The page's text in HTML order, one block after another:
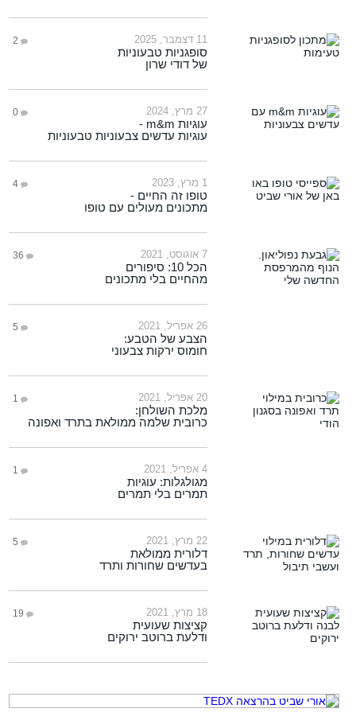
11 דצמבר, 2025 2
סופגניות טבעוניות
של דודי שרון
27 מרץ, 2024 0
עוגיות m&m -
עוגיות עדשים צבעוניות טבעוניות
1 מרץ, 2023 4
טופו זה החיים -
מתכונים מעולים עם טופו
7 אוגוסט, 2021 36
הכל 10: סיפורים
מהחיים בלי מתכונים
26 אפריל, 2021 5
הצבע של הטבע:
חומוס ירקות צבעוני
20 אפריל, 2021 1
מלכת השולחן:
כרובית שלמה ממולאת בתרד ואפונה
4 אפריל, 2021 1
מגולגלות: עוגיות
תמרים בלי תמרים
22 מרץ, 2021 5
דלורית ממולאת
בעדשים שחורות ותרד
18 מרץ, 2021 19
קציצות שעועית
ודלעת ברוטב ירוקים